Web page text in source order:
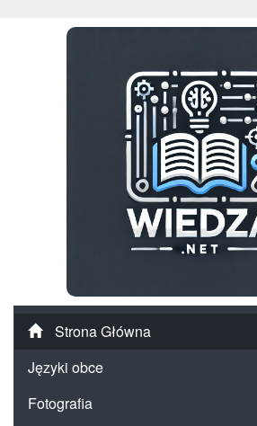
Strona Główna
Języki obce
Fotografia